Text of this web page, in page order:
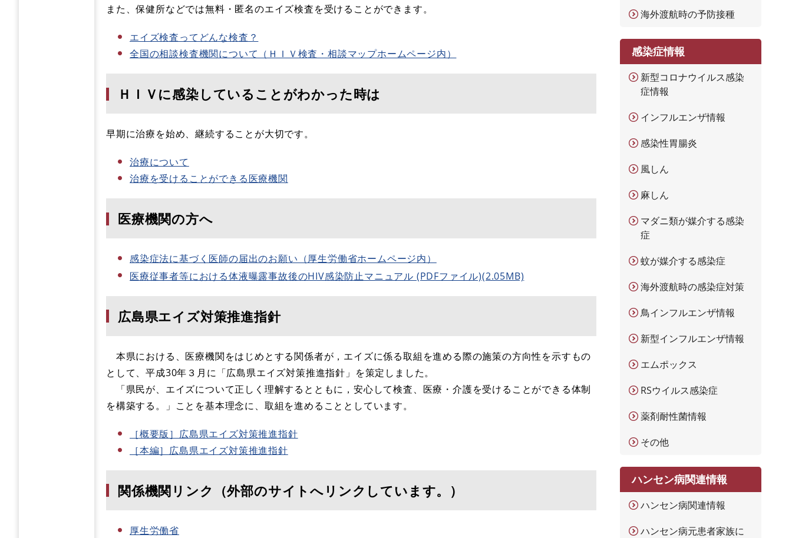
また、保健所などでは無料・匿名のエイズ検査を受けることができます。
エイズ検査ってどんな検査？
全国の相談検査機関について（ＨＩＶ検査・相談マップホームページ内）
ＨＩＶに感染していることがわかった時は
早期に治療を始め、継続することが大切です。
治療について
治療を受けることができる医療機関
医療機関の方へ
感染症法に基づく医師の届出のお願い（厚生労働省ホームページ内）
医療従事者等における体液曝露事故後のHIV感染防止マニュアル (PDFファイル)(2.05MB)
広島県エイズ対策推進指針
本県における、医療機関をはじめとする関係者が，エイズに係る取組を進める際の施策の方向性を示すもの
として、平成30年３月に「広島県エイズ対策推進指針」を策定しました。
「県民が、エイズについて正しく理解するとともに，安心して検査、医療・介護を受けることができる体制
を構築する。」ことを基本理念に、取組を進めることとしています。
［概要版］広島県エイズ対策推進指針
［本編］広島県エイズ対策推進指針
関係機関リンク（外部のサイトへリンクしています。）
厚生労働省
海外渡航時の予防接種
感染症情報
新型コロナウイルス感染
症情報
インフルエンザ情報
感染性胃腸炎
風しん
麻しん
マダニ類が媒介する感染
症
蚊が媒介する感染症
海外渡航時の感染症対策
鳥インフルエンザ情報
新型インフルエンザ情報
エムポックス
RSウイルス感染症
薬剤耐性菌情報
その他
ハンセン病関連情報
ハンセン病関連情報
ハンセン病元患者家族に